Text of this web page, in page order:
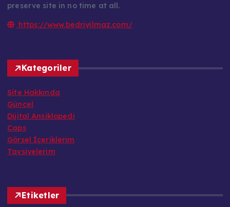
preserve site in no time at all.
https://www.bedriyilmaz.com/
Kategoriler
Site Hakkında
Güncel
Dijital Ansiklopedi
Caps
Görsel İçeriklerim
Tavsiyelerim
Etiketler